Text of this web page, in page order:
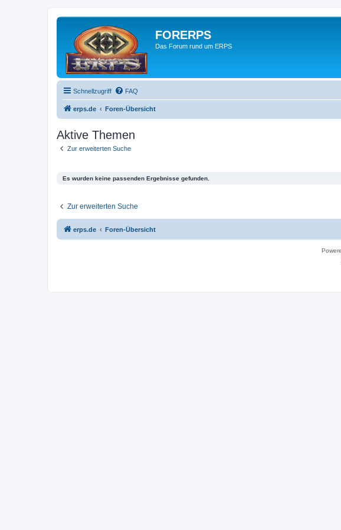
FORERPS
Das Forum rund um ERPS
Schnellzugriff FAQ
erps.de Foren-Übersicht
Aktive Themen
Zur erweiterten Suche
Es wurden keine passenden Ergebnisse gefunden.
Zur erweiterten Suche
erps.de Foren-Übersicht